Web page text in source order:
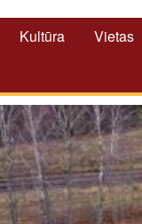
Kultūra
Vietas